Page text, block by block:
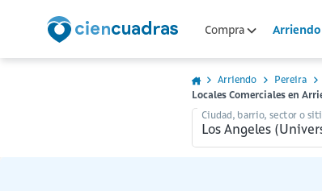
Compra Arriendo
Arriendo Pereira
Locales Comerciales en
Ciudad, barrio, sector o